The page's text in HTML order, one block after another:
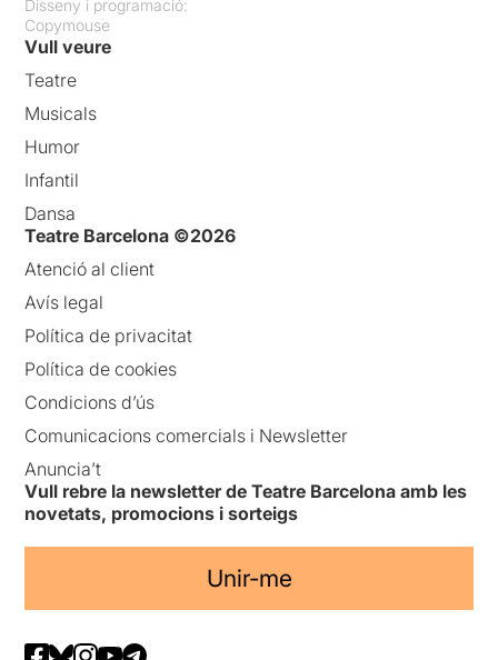
Disseny i programació:
Copymouse
Vull veure
Teatre
Musicals
Humor
Infantil
Dansa
Teatre Barcelona ©2026
Atenció al client
Avís legal
Política de privacitat
Política de cookies
Condicions d’ús
Comunicacions comercials i Newsletter
Anuncia’t
Vull rebre la newsletter de Teatre Barcelona amb les
novetats, promocions i sorteigs
Unir-me